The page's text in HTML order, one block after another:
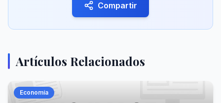
Compartir
Artículos Relacionados
Economía